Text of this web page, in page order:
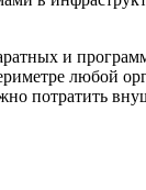
и
любой
потратить